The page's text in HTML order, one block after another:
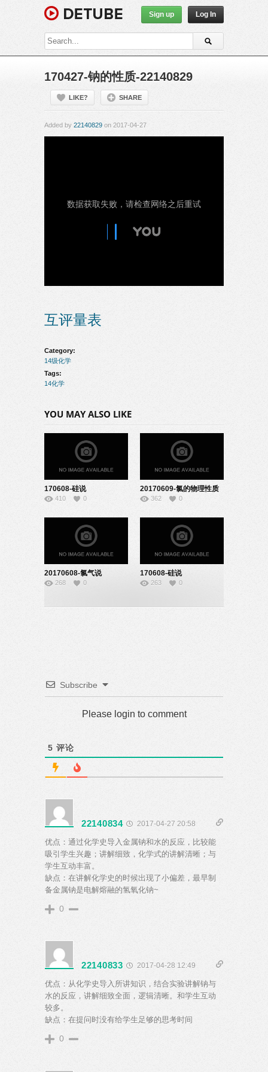
Sign up Log In
170427-钠的性质-22140829
LIKE? SHARE
Added by 22140829 on 2017-04-27
互评量表
Category:
14级化学
Tags:
14化学
YOU MAY ALSO LIKE
170608-硅说
课-22140842
410 0
20170609-氯的物理性质
与化学性质说课–
362 0
20170608-氯气说
课-08140344
268 0
170608-硅说
课-20140228
263 0
Subscribe
Please login to comment
5 评论
22140834 2017-04-27 20:58
优点：通过化学史导入金属钠和水的反应，比较能
吸引学生兴趣；讲解细致，化学式的讲解清晰；与
学生互动丰富。
缺点：在讲解化学史的时候出现了小偏差，最早制
备金属钠是电解熔融的氢氧化钠~
0
22140833 2017-04-28 12:49
优点：从化学史导入所讲知识，结合实验讲解钠与
水的反应，讲解细致全面，逻辑清晰。和学生互动
较多。
缺点：在提问时没有给学生足够的思考时间
0